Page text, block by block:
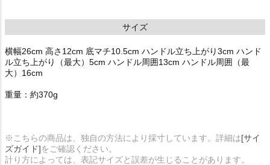
サイズ
横幅26cm 高さ12cm 底マチ10.5cm ハンドル立ち上がり3cm ハンド
ル立ち上がり（最大）5cm ハンドル周囲13cm ハンドル周囲（最
大）16cm
重量：約370g
※こちらの商品は、独自の方法により採寸しています。詳細は[サイ
ズガイド]をご確認ください。
計り方によっては、表記サイズと誤差が生じることがあります。